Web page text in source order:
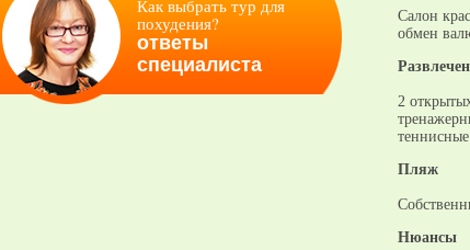
Как выбрать тур для
похудения?
ответы
специалиста
Салон
обмен
2
Пляж
Нюансы